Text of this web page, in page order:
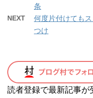
条
NEXT
何度片付けても
つけ
読者登録で最新記事が